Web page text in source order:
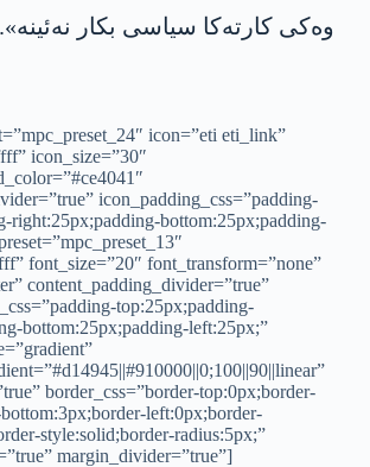
وەکی کارتەکا سیاسی بکار نەئینه‌».
icon=”eti eti_link”
icon_size=”30″
icon_padding_css=”padding-
right:25px;padding-bottom:25px;padding-
font_size=”20″ font_transform=”none”
content_padding_divider=”true”
top:25px;padding-
bottom:25px;padding-left:25px;”
border_css=”border-top:0px;border-
left:0px;border-
style:solid;border-radius:5px;”
margin_divider=”true”]